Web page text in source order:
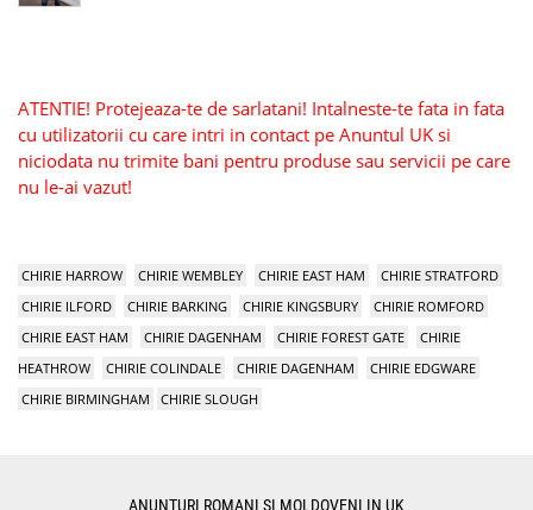
ATENTIE! Protejeaza-te de sarlatani! Intalneste-te fata in fata
cu utilizatorii cu care intri in contact pe Anuntul UK si
niciodata nu trimite bani pentru produse sau servicii pe care
nu le-ai vazut!
CHIRIE HARROW CHIRIE WEMBLEY CHIRIE EAST HAM
CHIRIE STRATFORD
CHIRIE ILFORD
CHIRIE BARKING CHIRIE KINGSBURY
CHIRIE ROMFORD
CHIRIE EAST HAM
CHIRIE DAGENHAM CHIRIE FOREST GATE
CHIRIE
HEATHROW
CHIRIE COLINDALE CHIRIE DAGENHAM
CHIRIE EDGWARE
CHIRIE BIRMINGHAM
CHIRIE SLOUGH
ANUNTURI ROMANI SI MOLDOVENI IN UK